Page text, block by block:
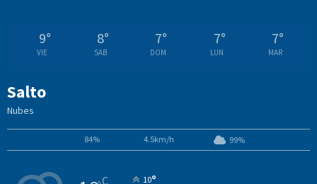
9°
VIE
8°
SAB
7°
DOM
7°
LUN
7°
MAR
Salto
Nubes
84% 4.5km/h 99%
C 10°